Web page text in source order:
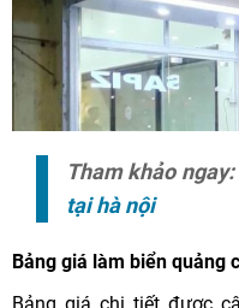
Tham khảo ngay:
tại hà nội
Bảng giá làm biển quảng